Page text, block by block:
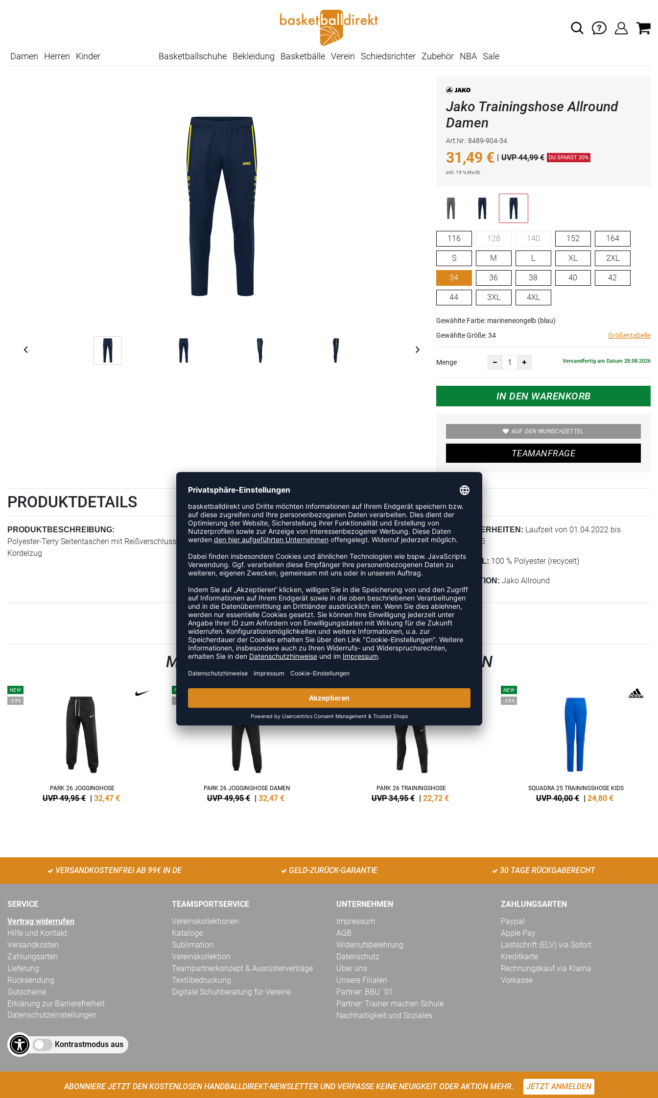
Damen Herren Kinder Basketballschuhe Bekleidung Basketbälle Verein Schiedsrichter Zubehör NBA Sale
Jako Trainingshose Allround
Damen
Art.Nr.: 8489-904-34
31,49 € | UVP 44,99 € DU SPARST 30%
inkl. 19 % MwSt.
116 128 140 152 164
S M L XL 2XL
34 36 38 40 42
44 3XL 4XL
Gewählte Farbe: marineneongelb (blau)
Gewählte Größe:34 Größentabelle
Menge Versandfertig am Datum 28.08.2026
IN DEN WARENKORB
AUF DEN WUNSCHZETTEL
TEAMANFRAGE
PRODUKTDETAILS
PRODUKTBESCHREIBUNG:
Polyester-Terry Seitentaschen mit Reißverschluss Beinabschluss mit Reißverschluss Zweiteiliger elastischer Bund mit
Kordelzug
BESONDERHEITEN: Laufzeit von 01.04.2022 bis
31.12.2025
MATERIAL: 100 % Polyester (recycelt)
KOLLEKTION: Jako Allround
ZULETZT ANGESEHEN
MEHR AUS DER KATEGORIE TRAININGSHOSEN
NEW
-35%
PARK 26 JOGGINGHOSE
UVP 49,95 € | 32,47 €
NEW
-35%
PARK 26 JOGGINGHOSE DAMEN
UVP 49,95 € | 32,47 €
NEW
-35%
PARK 26 TRAININGSHOSE
UVP 34,95 € | 22,72 €
NEW
-38%
SQUADRA 25 TRAININGSHOSE KIDS
UVP 40,00 € | 24,80 €
VERSANDKOSTENFREI AB 99€ IN DE GELD-ZURÜCK-GARANTIE 30 TAGE RÜCKGABERECHT
SERVICE
Vertrag widerrufen
Hilfe und Kontakt
Versandkosten
Zahlungsarten
Lieferung
Rücksendung
Gutscheine
Erklärung zur Barrierefreiheit
Datenschutzeinstellungen
Kontrastmodus aus
TEAMSPORTSERVICE
Vereinskollektionen
Kataloge
Sublimation
Vereinskollektion
Teampartnerkonzept & Ausrüsterverträge
Textilbedruckung
Digitale Schuhberatung für Vereine
UNTERNEHMEN
Impressum
AGB
Widerrufsbelehrung
Datenschutz
Über uns
Unsere Filialen
Partner: BBU ´01
Partner: Trainer machen Schule
Nachhaltigkeit und Soziales
ZAHLUNGSARTEN
Paypal
Apple Pay
Lastschrift (ELV) via Sofort
Kreditkarte
Rechnungskauf via Klarna
Vorkasse
ABONNIERE JETZT DEN KOSTENLOSEN HANDBALLDIREKT-NEWSLETTER UND VERPASSE KEINE NEUIGKEIT ODER AKTION MEHR. JETZT ANMELDEN